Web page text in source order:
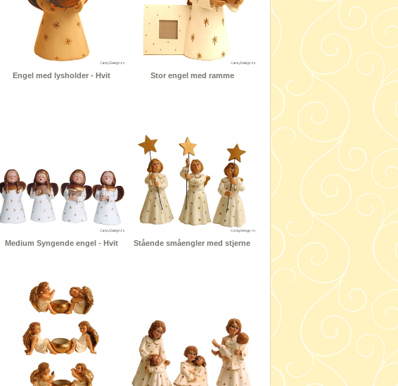
Engel med lysholder - Hvit Stor engel med ramme
Medium Syngende engel - Hvit Stående småengler med stjerne